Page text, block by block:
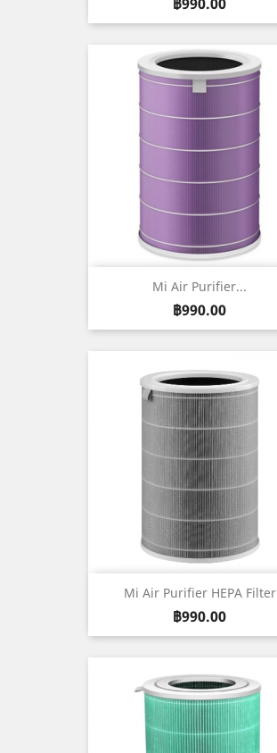
Mi Air Purifier...
ราคา
฿990.00
Mi Air Purifier HEPA Filter
ราคา
฿990.00